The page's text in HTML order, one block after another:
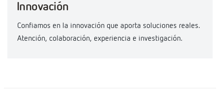
Innovación
Confiamos en la innovación que aporta soluciones reales.
Atención, colaboración, experiencia e investigación.